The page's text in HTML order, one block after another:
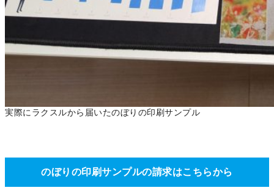
実際にラクスルから届いたのぼりの印刷サンプル
のぼりの印刷サンプルの請求はこちらから